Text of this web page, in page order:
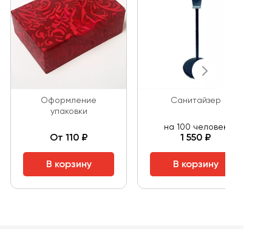
Оформление
упаковки
От 110 ₽
В корзину
Санитайзер
на 100 человек
1 550 ₽
В корзину